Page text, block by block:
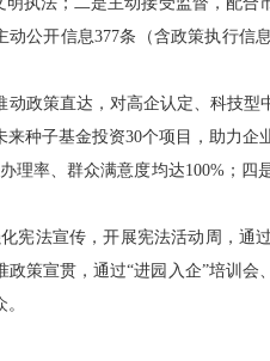
公开信息377条（含政策执行信
策直达，对高企认定、科技型
种子基金投资30个项目，助力企
理率、群众满意度均达100%；四
法宣传，开展宪法活动周，通
策宣贯，通过“进园入企”培训会